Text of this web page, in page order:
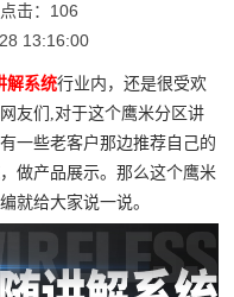
点击：106
13:16:00
解系统行业内，还是很受欢
友们,对于这个鹰米分区讲
一些老客户那边推荐自己的
做产品展示。那么这个鹰米
就给大家说一说。